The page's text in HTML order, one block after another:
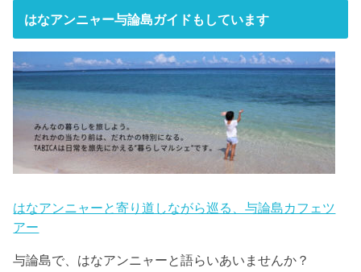
はなアンニャー与論島ガイドもしています
はなアンニャーと寄り道しながら巡る、与論島カフェツ
アー
与論島で、はなアンニャーと語らいあいませんか？